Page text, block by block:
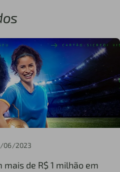
06/2023
de R$ 1 milhão em